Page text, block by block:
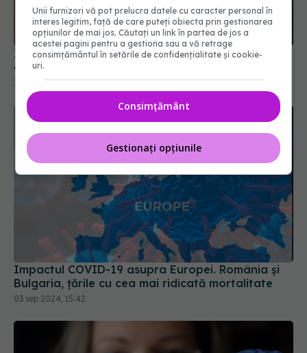
Infecția cu COVID în sarcină, legată de risc dublu
de autism la bebeluși
31 oct 2025, 19:27
Impactul COVID-19 asupra Europei. România și
Bulgaria, țările cu cea mai ridicată mortalitate
03 sep 2024, 15:42
Unii furnizori vă pot prelucra datele cu caracter personal în
interes legitim, față de care puteți obiecta prin gestionarea
opțiunilor de mai jos. Căutați un link în partea de jos a
acestei pagini pentru a gestiona sau a vă retrage
consimțământul în setările de confidențialitate și cookie-
uri.
Consimțământ
Gestionați opțiunile